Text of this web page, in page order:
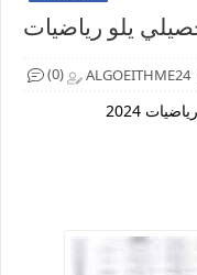
يلو رياضيات
ALGOEITHME24
(0)
2024